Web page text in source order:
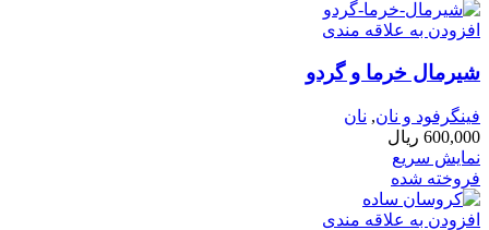
افزودن به علاقه مندی
شیرمال خرما و گردو
فینگرفود و نان‌, نان
600,000 ریال
نمایش سریع
فروخته شده
افزودن به علاقه مندی